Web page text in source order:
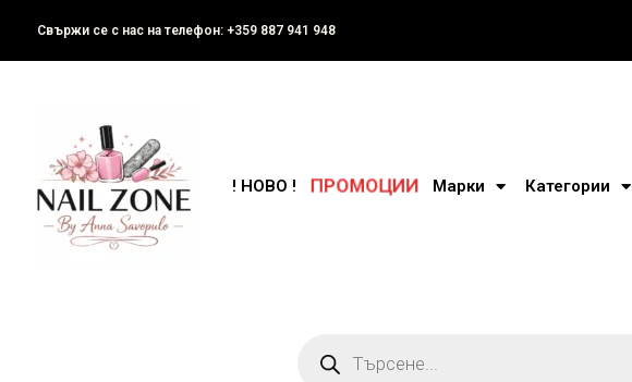
Свържи се с нас на телефон: +359 887 941 948
! НОВО ! ПРОМОЦИИ Марки Категории